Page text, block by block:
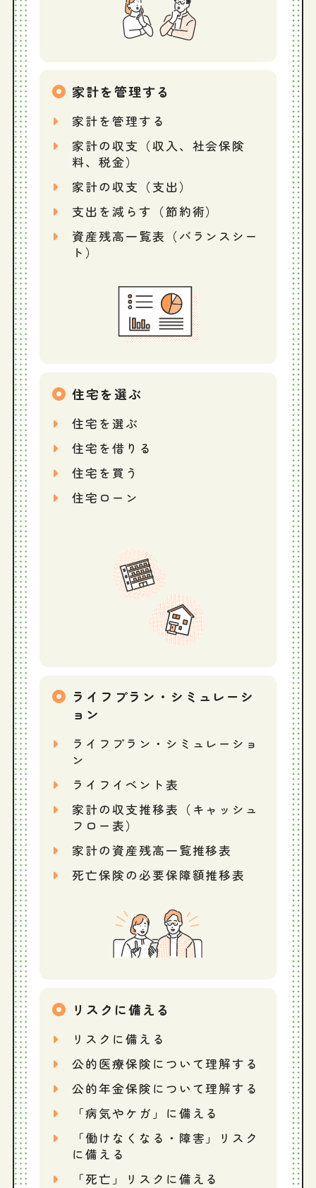
家計を管理する
家計を管理する
家計の収支（収入、社会保険
料、税金）
家計の収支（支出）
支出を減らす（節約術）
資産残高一覧表（バランスシー
ト）
住宅を選ぶ
住宅を選ぶ
住宅を借りる
住宅を買う
住宅ローン
ライフプラン・シミュレーシ
ョン
ライフプラン・シミュレーショ
ン
ライフイベント表
家計の収支推移表（キャッシュ
フロー表）
家計の資産残高一覧推移表
死亡保険の必要保障額推移表
リスクに備える
リスクに備える
公的医療保険について理解する
公的年金保険について理解する
「病気やケガ」に備える
「働けなくなる・障害」リスク
に備える
「死亡」リスクに備える